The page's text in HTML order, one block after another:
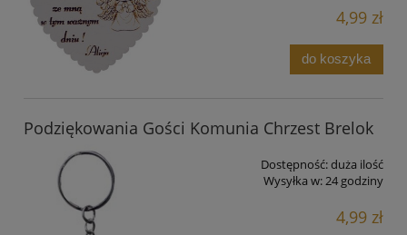
4,99 zł
do koszyka
Podziękowania Gości Komunia Chrzest Brelok
Dostępność:duża ilość
Wysyłka w:24 godziny
4,99 zł